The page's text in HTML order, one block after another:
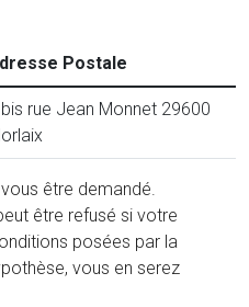
Postale
rue Jean Monnet 29600
être demandé.
être refusé si votre
posées par la
vous en serez